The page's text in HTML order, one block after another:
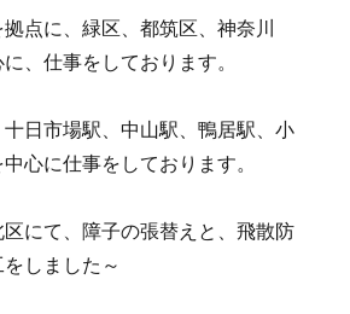
点に、緑区、都筑区、神奈川
、仕事をしております。
日市場駅、中山駅、鴨居駅、小
心に仕事をしております。
にて、障子の張替えと、飛散防
しました～